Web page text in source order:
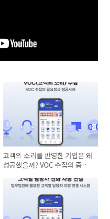
고객의 소리를 반영한 기업은 왜
성공했을까? VOC 수집의 중요